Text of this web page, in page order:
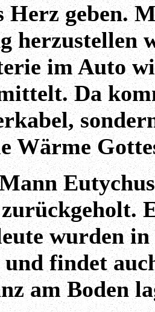
geben.
herzustellen
im Auto
Da
Wärme
wurden
findet
am Boden